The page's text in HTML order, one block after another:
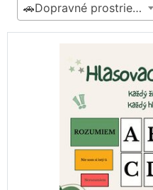
🚗Dopravné prostriedky